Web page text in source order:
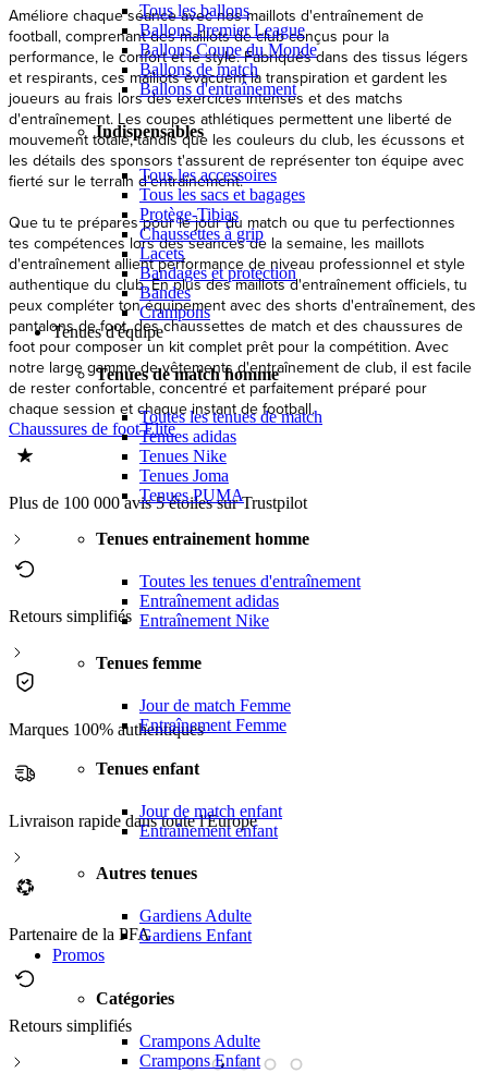
Tous les ballons
Ballons Premier League
Ballons Coupe du Monde
Ballons de match
Ballons d'entraînement
Indispensables
Tous les accessoires
Tous les sacs et bagages
Protège-Tibias
Chaussettes à grip
Lacets
Bandages et protection
Bandes
Crampons
Tenues d'équipe
Tenues de match homme
Toutes les tenues de match
Tenues adidas
Tenues Nike
Tenues Joma
Tenues PUMA
Tenues entrainement homme
Toutes les tenues d'entraînement
Entraînement adidas
Entraînement Nike
Tenues femme
Jour de match Femme
Entraînement Femme
Tenues enfant
Jour de match enfant
Entraînement enfant
Autres tenues
Gardiens Adulte
Gardiens Enfant
Promos
Catégories
Crampons Adulte
Crampons Enfant
Améliore chaque séance avec nos maillots d'entraînement de
football, comprenant des maillots de club conçus pour la
performance, le confort et le style. Fabriqués dans des tissus légers
et respirants, ces maillots évacuent la transpiration et gardent les
joueurs au frais lors des exercices intenses et des matchs
d'entraînement. Les coupes athlétiques permettent une liberté de
mouvement totale, tandis que les couleurs du club, les écussons et
les détails des sponsors t'assurent de représenter ton équipe avec
fierté sur le terrain d'entraînement.
Que tu te prépares pour le jour du match ou que tu perfectionnes
tes compétences lors des séances de la semaine, les maillots
d'entraînement allient performance de niveau professionnel et style
authentique du club. En plus des maillots d'entraînement officiels, tu
peux compléter ton équipement avec des shorts d'entraînement, des
pantalons de foot, des chaussettes de match et des chaussures de
foot pour composer un kit complet prêt pour la compétition. Avec
notre large gamme de vêtements d'entraînement de club, il est facile
de rester confortable, concentré et parfaitement préparé pour
chaque session et chaque instant de football.
Chaussures de foot Elite
Plus de 100 000 avis 5 étoiles sur Trustpilot
Retours simplifiés
Marques 100% authentiques
Livraison rapide dans toute l'Europe
Partenaire de la PFA
Retours simplifiés